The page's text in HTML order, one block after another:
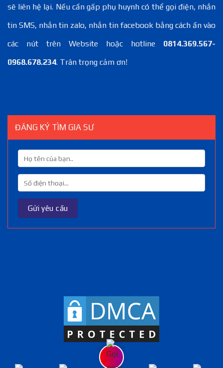
sẽ liên hệ lại. Nếu cần gấp phụ huynh có thể gọi điện, nhắn
tin SMS, nhắn tin zalo, nhắn tin facebook bằng cách ấn vào
các nút trên Website hoặc hotline 0814.369.567-
0968.678.234. Trân trọng cảm ơn!
ĐĂNG KÝ TÌM GIA SƯ